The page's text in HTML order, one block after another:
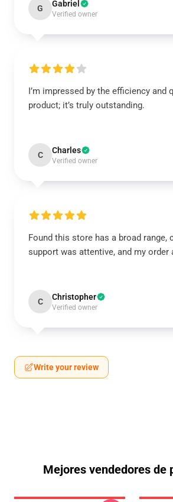
G Gabriel
Verified owner
I’m impressed by the efficiency and
product; it’s truly outstanding.
C Charles
Verified owner
Found this store has a broad range,
support was attentive, and my order
C Christopher
Verified owner
Write your review
Mejores vendedores de